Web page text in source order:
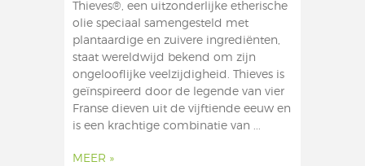
Thieves®, een uitzonderlijke etherische
olie speciaal samengesteld met
plantaardige en zuivere ingrediënten,
staat wereldwijd bekend om zijn
ongelooflijke veelzijdigheid. Thieves is
geïnspireerd door de legende van vier
Franse dieven uit de vijftiende eeuw en
is een krachtige combinatie van ...
MEER »